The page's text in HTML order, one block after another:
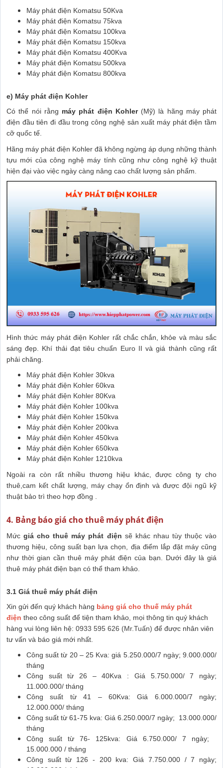
Máy phát điện Komatsu 50Kva
Máy phát điện Komatsu 75kva
Máy phát điện Komatsu 100kva
Máy phát điện Komatsu 150kva
Máy phát điện Komatsu 400Kva
Máy phát điện Komatsu 500kva
Máy phát điện Komatsu 800kva
e) Máy phát điện Kohler
Có thể nói rằng máy phát điện Kohler(Mỹ) là hãng máy phát
điện đầu tiên đi đầu trong công nghệ sản xuất máy phát điện tầm
cỡ quốc tế.
Hãng máy phát điện Kohler đã không ngừng áp dụng những thành
tựu mới của công nghệ máy tính cũng như công nghệ kỹ thuật
hiện đại vào việc ngày càng nâng cao chất lượng sản phẩm.
Hình thức máy phát điện Kohler rất chắc chắn, khỏe và màu sắc
sáng đẹp. Khí thải đạt tiêu chuẩn Euro II và giá thành cũng rất
phải chăng.
Máy phát điện Kohler 30kva
Máy phát điện Kohler 60kva
Máy phát điện Kohler 80Kva
Máy phát điện Kohler 100kva
Máy phát điện Kohler 150kva
Máy phát điện Kohler 200kva
Máy phát điện Kohler 450kva
Máy phát điện Kohler 650kva
Máy phát điện Kohler 1210kva
Ngoài ra còn rất nhiều thương hiệu khác, được công ty cho
thuê,cam kết chất lượng, máy chạy ổn định và được đội ngũ kỹ
thuật bảo trì theo hợp đồng .
4. Bảng báo giá cho thuê máy phát điện
Mứcgiá cho thuê máy phát điện sẽ khác nhau tùy thuộc vào
thương hiệu, công suất bạn lựa chọn, địa điểm lắp đặt máy cũng
như thời gian cần thuê máy phát điện của bạn. Dưới đây là giá
thuê máy phát điện bạn có thể tham khảo.
3.1 Giá thuê máy phát điện
Xin gửi đến quý khách hàng bảng giá cho thuế máy phát
điện theo công suất để tiện tham khảo, mọi thông tin quý khách
hàng vui lòng liên hệ: 0933 595 626 (Mr.Tuấn) để được nhân viên
tư vấn và báo giá mới nhất.
Công suất từ 20 – 25 Kva: giá 5.250.000/7 ngày; 9.000.000/
tháng
Công suất từ 26 – 40Kva : Giá 5.750.000/ 7 ngày;
11.000.000/ tháng
Công suất từ 41 – 60Kva: Giá 6.000.000/7 ngày;
12.000.000/ tháng
Công suất từ 61-75 kva: Giá 6.250.000/7 ngày; 13.000.000/
tháng
Công suất từ 76- 125kva: Giá 6.750.000/ 7 ngày;
15.000.000 / tháng
Công suất từ 126 - 200 kva: Giá 7.750.000 / 7 ngày;